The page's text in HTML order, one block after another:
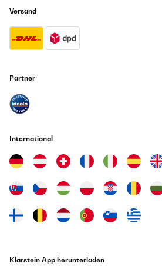
Versand
Partner
International
Klarstein App herunterladen